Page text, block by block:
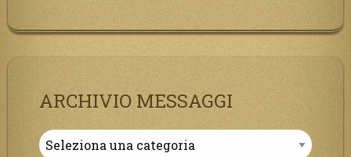
ARCHIVIO MESSAGGI
Archivio